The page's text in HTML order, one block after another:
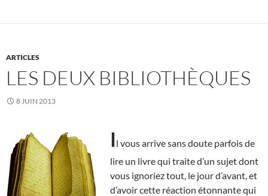
ARTICLES
LES DEUX BIBLIOTHÈQUES
8 JUIN 2013
Il vous arrive sans doute parfois de
lire un livre qui traite d’un sujet dont
vous ignoriez tout, le jour d’avant, et
d’avoir cette réaction étonnante qui